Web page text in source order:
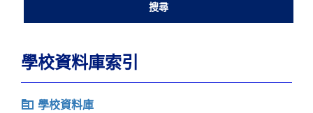
學校資料庫索引
學校資料庫